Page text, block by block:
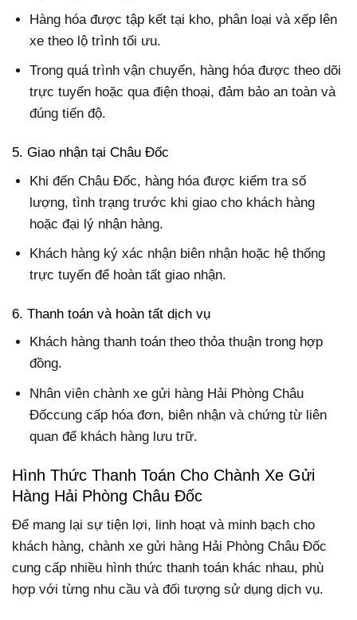
Hàng hóa được tập kết tại kho, phân loại và xếp lên
xe theo lộ trình tối ưu.
Trong quá trình vận chuyển, hàng hóa được theo dõi
trực tuyến hoặc qua điện thoại, đảm bảo an toàn và
đúng tiến độ.
5. Giao nhận tại Châu Đốc
Khi đến Châu Đốc, hàng hóa được kiểm tra số
lượng, tình trạng trước khi giao cho khách hàng
hoặc đại lý nhận hàng.
Khách hàng ký xác nhận biên nhận hoặc hệ thống
trực tuyến để hoàn tất giao nhận.
6. Thanh toán và hoàn tất dịch vụ
Khách hàng thanh toán theo thỏa thuận trong hợp
đồng.
Nhân viên chành xe gửi hàng Hải Phòng Châu
Đốccung cấp hóa đơn, biên nhận và chứng từ liên
quan để khách hàng lưu trữ.
Hình Thức Thanh Toán Cho Chành Xe Gửi
Hàng Hải Phòng Châu Đốc
Để mang lại sự tiện lợi, linh hoạt và minh bạch cho
khách hàng, chành xe gửi hàng Hải Phòng Châu Đốc
cung cấp nhiều hình thức thanh toán khác nhau, phù
hợp với từng nhu cầu và đối tượng sử dụng dịch vụ.